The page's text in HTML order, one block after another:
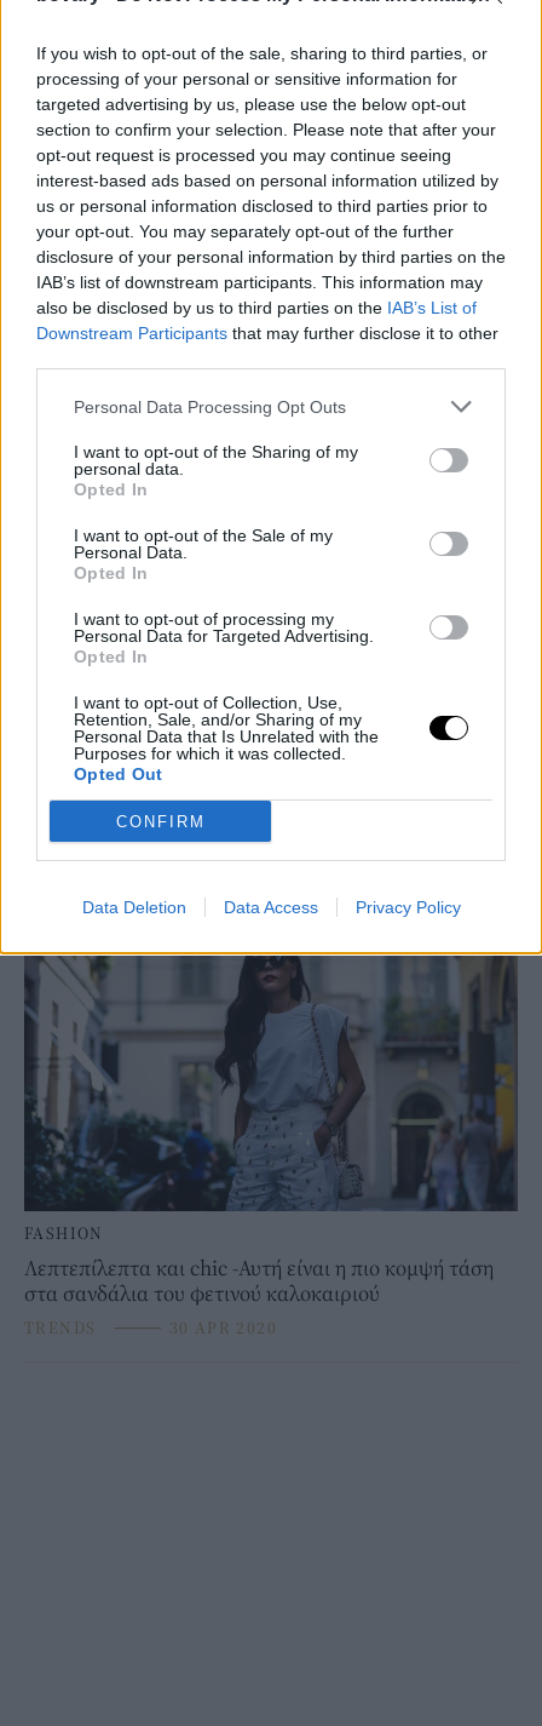
If you wish to opt-out of the sale, sharing to third parties, or
processing of your personal or sensitive information for
targeted advertising by us, please use the below opt-out
section to confirm your selection. Please note that after your
opt-out request is processed you may continue seeing
interest-based ads based on personal information utilized by
us or personal information disclosed to third parties prior to
your opt-out. You may separately opt-out of the further
disclosure of your personal information by third parties on the
IAB’s list of downstream participants. This information may
also be disclosed by us to third parties on the IAB’s List of
Downstream Participants that may further disclose it to other
Personal Data Processing Opt Outs
I want to opt-out of the Sharing of my
personal data.
Opted In
I want to opt-out of the Sale of my
Personal Data.
Opted In
I want to opt-out of processing my
Personal Data for Targeted Advertising.
Opted In
I want to opt-out of Collection, Use,
Retention, Sale, and/or Sharing of my
Personal Data that Is Unrelated with the
Purposes for which it was collected.
Opted Out
CONFIRM
Data Deletion Data Access Privacy Policy
Διαθέσιμα σε
τρία χρώματα (λευκό, σκούρο κόκκινο και
μύτη, βάζουν τικ σε όλα τα hot trends της σεζόν και
συνδυάζονται με τζιν,
Δείτε εδώ
Το καλύτερο; Τα mules κοστίζουν μόλις 40 ευρώ!
ΔΕΙΤΕ ΑΚΟΜΑ
FASHION
Λεπτεπίλεπτα και chic -Αυτή είναι η πιο κομψή τάση
στα σανδάλια του φετινού καλοκαιριού
TRENDS ⸻ 30 APR 2020